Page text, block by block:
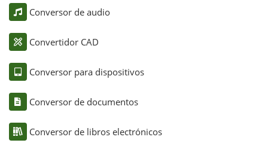
Conversor de audio
Convertidor CAD
Conversor para dispositivos
Conversor de documentos
Conversor de libros electrónicos